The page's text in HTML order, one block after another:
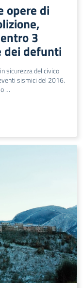
opere di
3
dei defunti
sicurezza del civico
sismici del 2016.
…